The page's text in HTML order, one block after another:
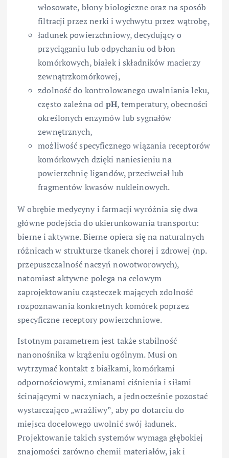
włosowate, błony biologiczne oraz na sposób
filtracji przez nerki i wychwytu przez wątrobę,
ładunek powierzchniowy, decydujący o
przyciąganiu lub odpychaniu od błon
komórkowych, białek i składników macierzy
zewnątrzkomórkowej,
zdolność do kontrolowanego uwalniania leku,
często zależna od pH, temperatury, obecności
określonych enzymów lub sygnałów
zewnętrznych,
możliwość specyficznego wiązania receptorów
komórkowych dzięki naniesieniu na
powierzchnię ligandów, przeciwciał lub
fragmentów kwasów nukleinowych.
W obrębie medycyny i farmacji wyróżnia się dwa
główne podejścia do ukierunkowania transportu:
bierne i aktywne. Bierne opiera się na naturalnych
różnicach w strukturze tkanek chorej i zdrowej (np.
przepuszczalność naczyń nowotworowych),
natomiast aktywne polega na celowym
zaprojektowaniu cząsteczek mających zdolność
rozpoznawania konkretnych komórek poprzez
specyficzne receptory powierzchniowe.
Istotnym parametrem jest także stabilność
nanonośnika w krążeniu ogólnym. Musi on
wytrzymać kontakt z białkami, komórkami
odpornościowymi, zmianami ciśnienia i siłami
ścinającymi w naczyniach, a jednocześnie pozostać
wystarczająco „wrażliwy”, aby po dotarciu do
miejsca docelowego uwolnić swój ładunek.
Projektowanie takich systemów wymaga głębokiej
znajomości zarówno chemii materiałów, jak i